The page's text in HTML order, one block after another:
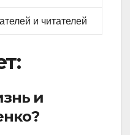
и читателей
и